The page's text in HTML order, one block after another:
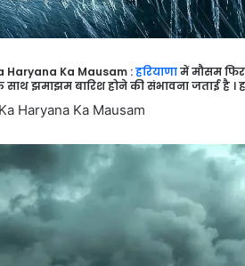
Haryana Ka Mausam :हरियाणामें मौसम फिर
झमाझम बारिश होने की संभावना जताई है ।
Haryana Ka Mausam